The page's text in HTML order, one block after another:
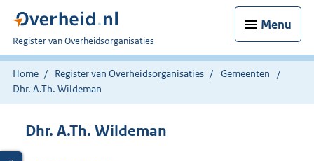
Menu
U
bent
nu
hier:
Register van Overheidsorganisaties
Home Register van Overheidsorganisaties
Gemeenten
Dhr. A.Th. Wildeman
Dhr. A.Th. Wildeman